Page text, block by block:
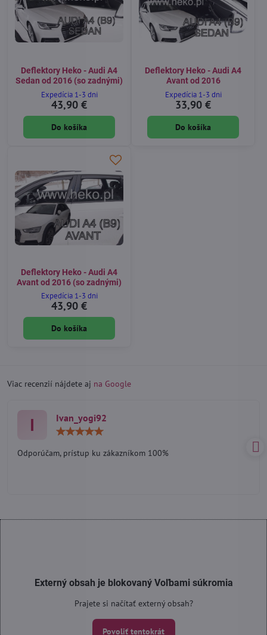
Deflektory Heko - Audi A4
Sedan od 2016 (so zadnými)
Expedícia 1-3 dni
43,90 €
Do košíka
Deflektory Heko - Audi A4
Avant od 2016
Expedícia 1-3 dni
33,90 €
Do košíka
Deflektory Heko - Audi A4
Avant od 2016 (so zadnými)
Expedícia 1-3 dni
43,90 €
Do košíka
Viac recenzií nájdete aj na Google
I Ivan_yogi92
5
Odporúčam, prístup ku zákazníkom 100%
Externý obsah je blokovaný Voľbami súkromia
Prajete si načítať externý obsah?
Povoliť tentokrát